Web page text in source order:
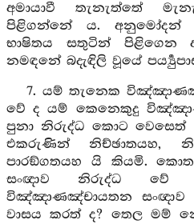
අමායාවී තැනැත්තේ
පිළිගන්නේ ය. අනුමෝදන්
භාෂිතය සතුටින්
නමඳනේ බදැඳිලි වූයේ
7. යම් තැනෙක
වේ ද යම් කෙනෙකුදු
පුනා නිරුද්ධ කොට වෙසෙත්
එකරුණින් නිච්ඡාතයහ,
පාරඞ්ගතයහ යි කියමි.
සංඥාව නිරුද්ධ වේ
විඤ්ඤාණඤ්චායතන
වාසය කරත් ද? තෙල මම්